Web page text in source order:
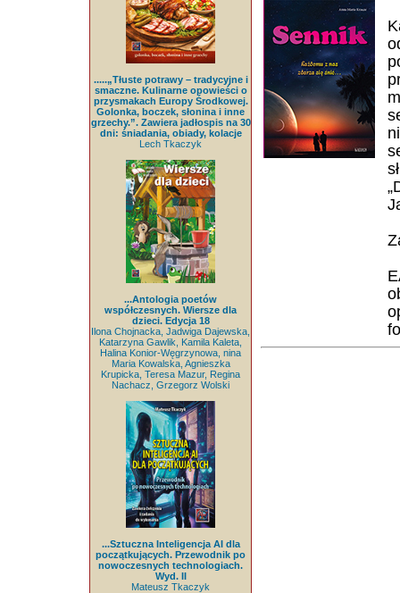
.....„Tłuste potrawy – tradycyjne i
smaczne. Kulinarne opowieści o
przysmakach Europy Środkowej.
Golonka, boczek, słonina i inne
grzechy.”. Zawiera jadłospis na 30
dni: śniadania, obiady, kolacje
Lech Tkaczyk
...Antologia poetów
współczesnych. Wiersze dla
dzieci. Edycja 18
Ilona Chojnacka, Jadwiga Dajewska,
Katarzyna Gawlik, Kamila Kaleta,
Halina Konior-Węgrzynowa, nina
Maria Kowalska, Agnieszka
Krupicka, Teresa Mazur, Regina
Nachacz, Grzegorz Wolski
...Sztuczna Inteligencja AI dla
początkujących. Przewodnik po
nowoczesnych technologiach.
Wyd. II
Mateusz Tkaczyk